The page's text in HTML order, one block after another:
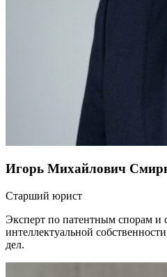
Игорь Михайлович
Старший юрист
Эксперт по патентным спорам и
интеллектуальной
дел.